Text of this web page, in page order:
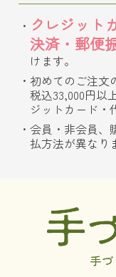
クレジット
決済・郵便
けます。
初めてのご注文
税込33,000円以
ジットカード・
会員・非会員、
払方法が異なり